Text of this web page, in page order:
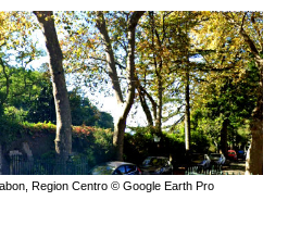
Region Centro © Google Earth Pro